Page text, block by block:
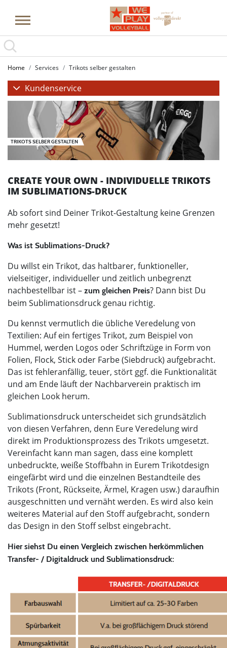
Home Services Trikots selber gestalten
Kundenservice
TRIKOTS SELBER GESTALTEN
CREATE YOUR OWN - INDIVIDUELLE TRIKOTS
IM SUBLIMATIONS-DRUCK
Ab sofort sind Deiner Trikot-Gestaltung keine Grenzen
mehr gesetzt!
Was ist Sublimations-Druck?
Du willst ein Trikot, das haltbarer, funktioneller,
vielseitiger, individueller und zeitlich unbegrenzt
nachbestellbar ist – zum gleichen Preis? Dann bist Du
beim Sublimationsdruck genau richtig.
Du kennst vermutlich die übliche Veredelung von
Textilien: Auf ein fertiges Trikot, zum Beispiel von
Hummel, werden Logos oder Schriftzüge in Form von
Folien, Flock, Stick oder Farbe (Siebdruck) aufgebracht.
Das ist fehleranfällig, teuer, stört ggf. die Funktionalität
und am Ende läuft der Nachbarverein praktisch im
gleichen Look herum.
Sublimationsdruck unterscheidet sich grundsätzlich
von diesen Verfahren, denn Eure Veredelung wird
direkt im Produktionsprozess des Trikots umgesetzt.
Vereinfacht kann man sagen, dass eine komplett
unbedruckte, weiße Stoffbahn in Eurem Trikotdesign
eingefärbt wird und die einzelnen Bestandteile des
Trikots (Front, Rückseite, Ärmel, Kragen usw.) daraufhin
ausgeschnitten und vernäht werden. Es wird also kein
weiteres Material auf den Stoff aufgebracht, sondern
das Design in den Stoff selbst eingebracht.
Hier siehst Du einen Vergleich zwischen herkömmlichen
Transfer- / Digitaldruck und Sublimationsdruck: